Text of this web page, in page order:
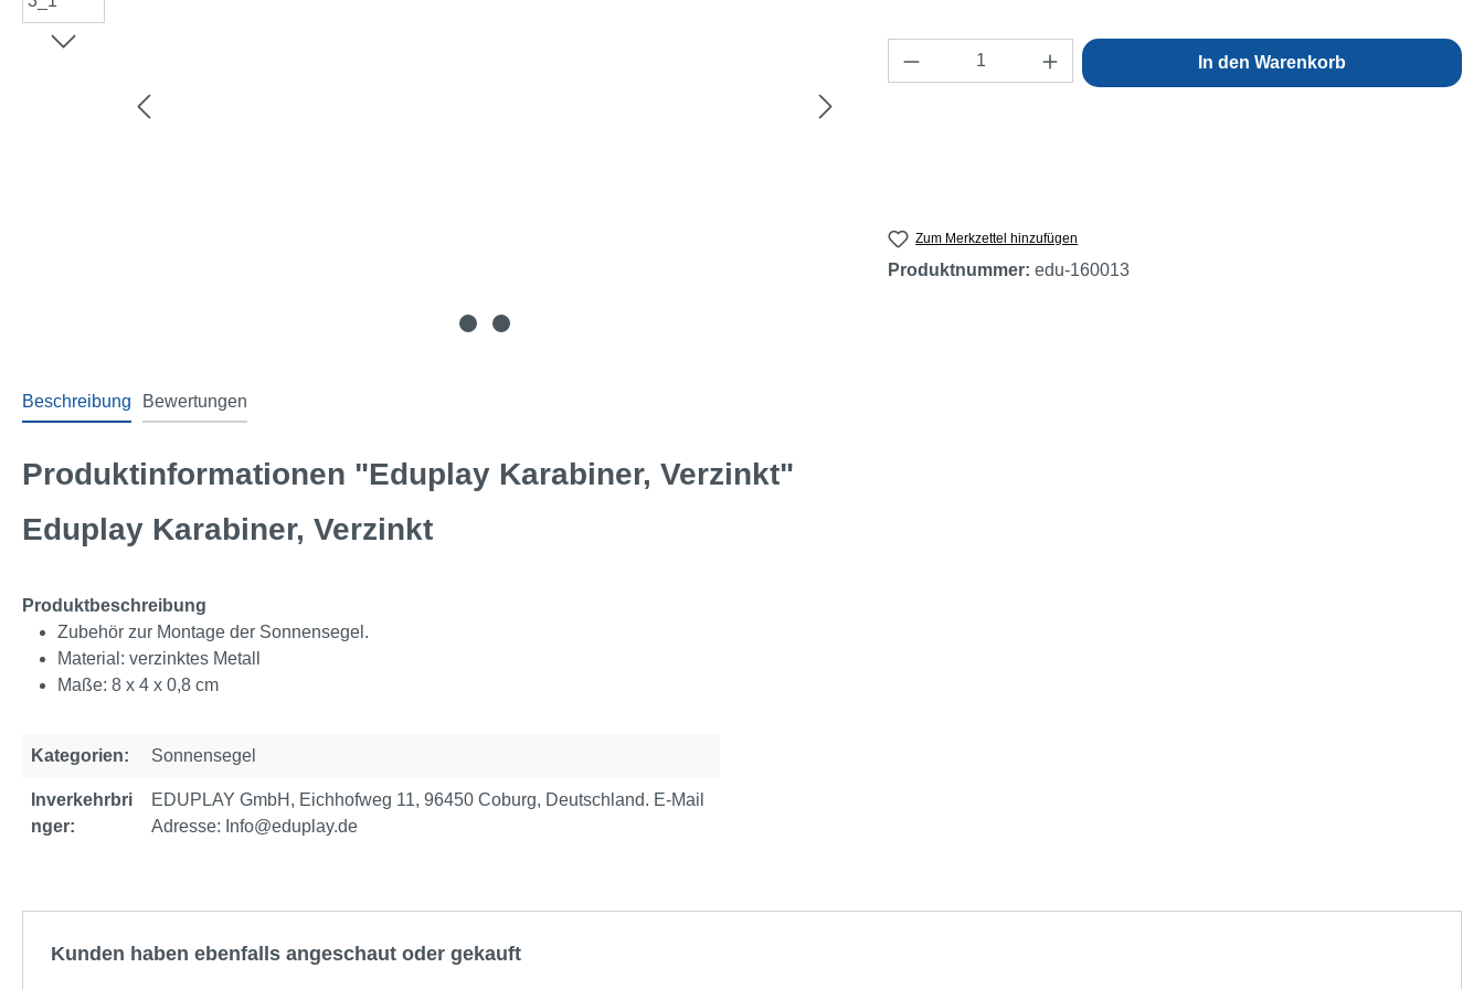
Produkt Anzahl: Gib den gewünschten Wert ein
In den Warenkorb
Zum Merkzettel hinzufügen
Produktnummer: edu-160013
Beschreibung Bewertungen
Produktinformationen "Eduplay Karabiner, Verzinkt"
Eduplay Karabiner, Verzinkt
Produktbeschreibung
Zubehör zur Montage der Sonnensegel.
Material: verzinktes Metall
Maße: 8 x 4 x 0,8 cm
Kategorien: Sonnensegel
Inverkehrbri
nger:
EDUPLAY GmbH, Eichhofweg 11, 96450 Coburg, Deutschland. E-Mail
Adresse: Info@eduplay.de
Kunden haben ebenfalls angeschaut oder gekauft